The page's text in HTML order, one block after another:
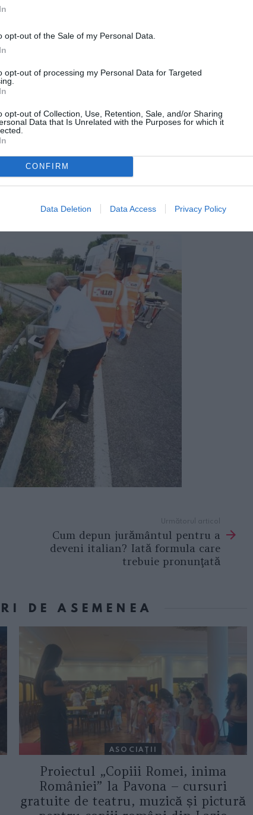
opt-out of the Sale of my Personal Data.
opt-out of processing my Personal Data for Targeted
opt-out of Collection, Use, Retention, Sale, and/or Sharing
Data that Is Unrelated with the Purposes for which it
CONFIRM
Data Deletion Data Access Privacy Policy
de făcut. Bărbatul de 43 de ani care
a fost urcat în elicopter
de ambulanță) și apoi a fost transportat
de la Bufalini.
care
un tânăr de 29 de ani din Fusignano, o
la cazarmă pentru a fi audiat.
rutier și vătămare corporală gravă.
s-a descoperit că bărbatul a urcat la
pe litru, cu mult superioară celei
la închisoare.
Următorul articol
Cum depun jurământul pentru a
deveni italian? Iată formula care
trebuie pronunţată
DE ASEMENEA
ASOCIAŢII
Proiectul „Copiii Romei, inima
României” la Pavona – cursuri
gratuite de teatru, muzică și pictură